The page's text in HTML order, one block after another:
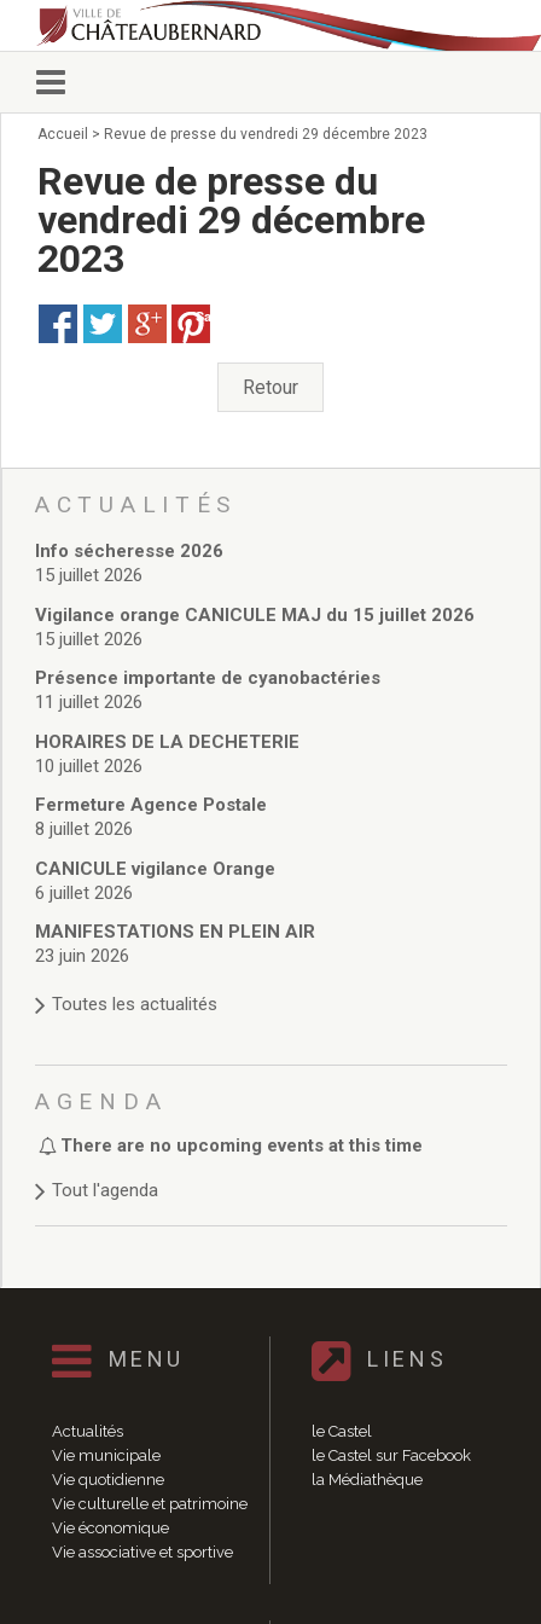
Vie municipale
Conseillers municipaux
Commissions 2026
Prendre rendez-vous
Services municipaux
Organigramme
Pour venir nous voir
État civil/élections/formalités
Affaires Scolaires
Vie associative
Police Municipale/règlementation
Services en ligne
Inscriptions sur les listes électorales
Plan Local d’Urbanisme intercommunal
Actes d’état civil
Budgets
Budget de Fonctionnement
Budget d’Investissement
Conseils municipaux
Règlement du conseil municipal
Déliberations 2026
Délibérations 2024
Délibérations 2022
Délibérations 2021
Délibérations 2019
Délibérations 2018
Délibérations 2012
Délibérations 2009
Délibérations 2008
Agenda réunions publiques
Marchés publics
Toutes les actualités
Accueil > Revue de presse du vendredi 29 décembre 2023
Revue de presse du
vendredi 29 décembre
2023
Save
Retour
ACTUALITÉS
Info sécheresse 2026
15 juillet 2026
Vigilance orange CANICULE MAJ du 15 juillet 2026
15 juillet 2026
Présence importante de cyanobactéries
11 juillet 2026
HORAIRES DE LA DECHETERIE
10 juillet 2026
Fermeture Agence Postale
8 juillet 2026
CANICULE vigilance Orange
6 juillet 2026
MANIFESTATIONS EN PLEIN AIR
23 juin 2026
Toutes les actualités
AGENDA
There are no upcoming events at this time
Tout l'agenda
MENU
Actualités
Vie municipale
Vie quotidienne
Vie culturelle et patrimoine
Vie économique
Vie associative et sportive
LIENS
le Castel
le Castel sur Facebook
la Médiathèque